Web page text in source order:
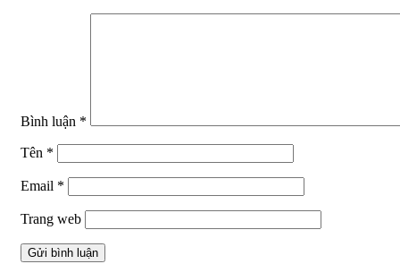
Bình luận *
Tên *
Email *
Trang web